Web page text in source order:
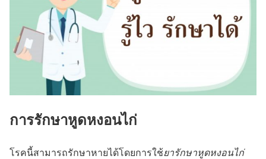
การรักษาหูดหงอนไก่
โรคนี้สามารถรักษาหายได้โดยการใช้ยารักษาหูดหงอนไก่